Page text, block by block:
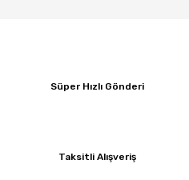
Süper Hızlı Gönderi
Taksitli Alışveriş